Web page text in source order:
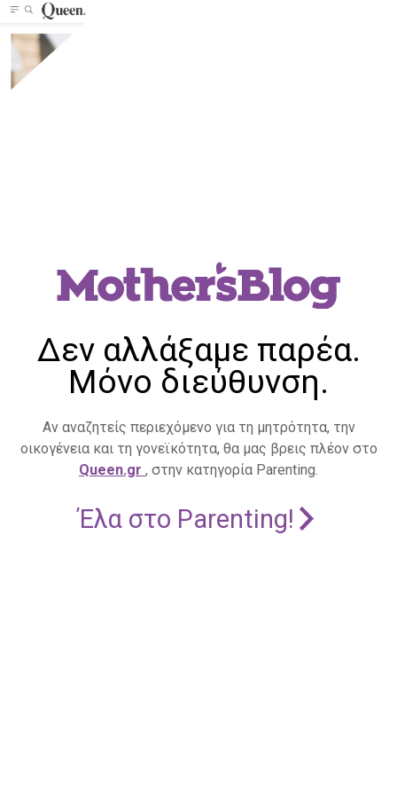
Δεν αλλάξαμε παρέα.
Μόνο διεύθυνση.
Αν αναζητείς περιεχόμενο για τη μητρότητα, την
οικογένεια και τη γονεϊκότητα, θα μας βρεις πλέον στο
Queen.gr , στην κατηγορία Parenting.
Έλα στο Parenting!